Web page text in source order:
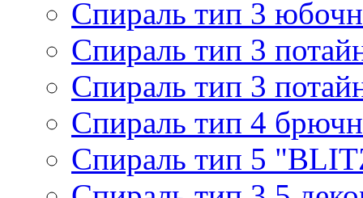
Спираль тип 3
Спираль тип 3
Спираль тип 3
Спираль тип 4
Спираль тип 5